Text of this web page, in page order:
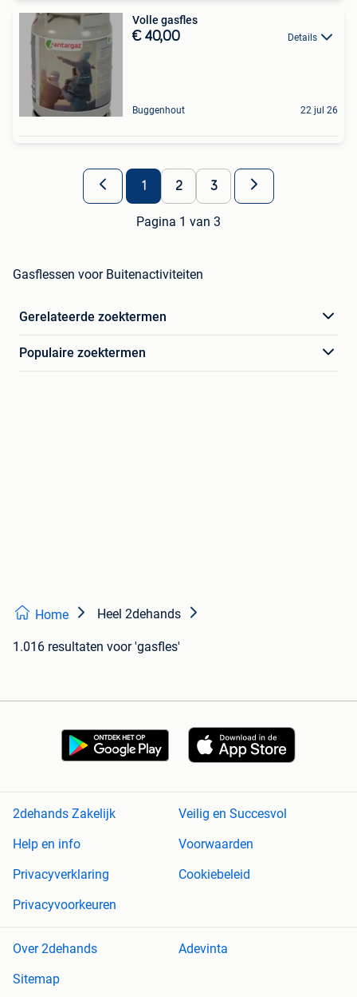
Volle gasfles
€ 40,00 Details
Buggenhout 22 jul 26
1 2 3
Pagina 1 van 3
Gasflessen voor Buitenactiviteiten
Gerelateerde zoektermen
Populaire zoektermen
Home Heel 2dehands
1.016 resultaten voor 'gasfles'
2dehands Zakelijk
Veilig en Succesvol
Help en info
Voorwaarden
Privacyverklaring
Cookiebeleid
Privacyvoorkeuren
Over 2dehands
Adevinta
Sitemap